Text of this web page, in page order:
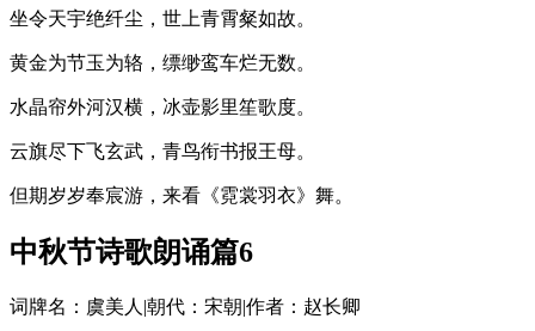
坐令天宇绝纤尘，世上青霄粲如故。
黄金为节玉为辂，缥缈鸾车烂无数。
水晶帘外河汉横，冰壶影里笙歌度。
云旗尽下飞玄武，青鸟衔书报王母。
但期岁岁奉宸游，来看《霓裳羽衣》舞。
中秋节诗歌朗诵篇6
词牌名：虞美人|朝代：宋朝|作者：赵长卿